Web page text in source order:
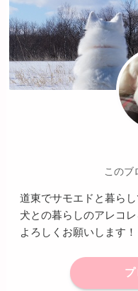
このブ
道東でサモエドと暮らし
犬との暮らしのアレコ
よろしくお願いします！